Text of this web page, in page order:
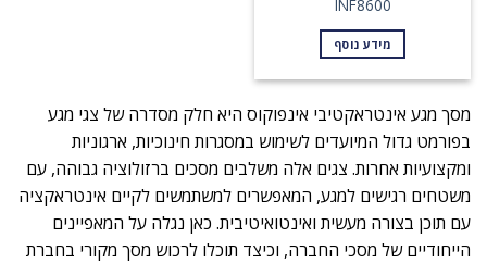
INF8600
מידע נוסף
מסך מגע אינטראקטיבי אינפוקוס היא חלק מסדרה של צגי מגע
בפורמט גדול המיועדים לשימוש במסגרות חינוכיות, ארגוניות
ומקצועיות אחרות. צגים אלה משלבים מסכים ברזולוציה גבוהה, עם
משטחים רגישים למגע, המאפשרים למשתמשים לקיים אינטראקציה
עם תוכן בצורה מעשית ואינטואיטיבית. כאן נגלה על המאפיינים
הייחודיים של מסכי החברה, וכיצד תוכלו לרכוש מסך מקורי בחברת